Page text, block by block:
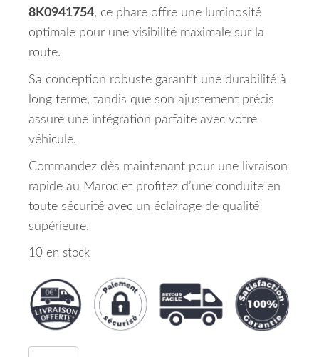
8K0941754, ce phare offre une luminosité
optimale pour une visibilité maximale sur la
route.
Sa conception robuste garantit une durabilité à
long terme, tandis que son ajustement précis
assure une intégration parfaite avec votre
véhicule.
Commandez dès maintenant pour une livraison
rapide au Maroc et profitez d’une conduite en
toute sécurité avec un éclairage de qualité
supérieure.
10 en stock